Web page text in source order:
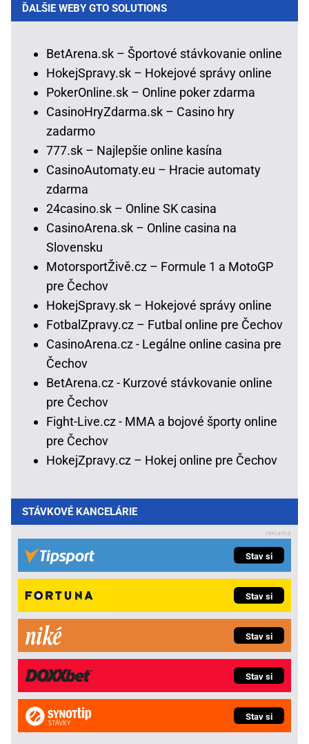
ĎALŠIE WEBY GTO SOLUTIONS
BetArena.sk – Športové stávkovanie online
HokejSpravy.sk – Hokejové správy online
PokerOnline.sk – Online poker zdarma
CasinoHryZdarma.sk – Casino hry
zadarmo
777.sk – Najlepšie online kasína
CasinoAutomaty.eu – Hracie automaty
zdarma
24casino.sk – Online SK casina
CasinoArena.sk – Online casina na
Slovensku
MotorsportŽivě.cz – Formule 1 a MotoGP
pre Čechov
HokejSpravy.sk – Hokejové správy online
FotbalZpravy.cz – Futbal online pre Čechov
CasinoArena.cz - Legálne online casina pre
Čechov
BetArena.cz - Kurzové stávkovanie online
pre Čechov
Fight-Live.cz - MMA a bojové športy online
pre Čechov
HokejZpravy.cz – Hokej online pre Čechov
STÁVKOVÉ KANCELÁRIE
Stav si
Stav si
Stav si
Stav si
Stav si